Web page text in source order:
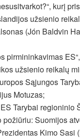
kurį
užsienio
(Jón Baldvin
pirmininkavimas
užsienio reikalų
Sąjungos
Motuzas;
Tarybai regioninio
Suomijos
Kimo Sasi